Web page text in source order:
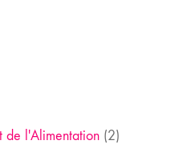
de l'Alimentation (2)